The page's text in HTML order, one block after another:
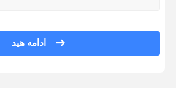
ادامه هید